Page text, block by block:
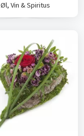
Øl, Vin & Spiritus